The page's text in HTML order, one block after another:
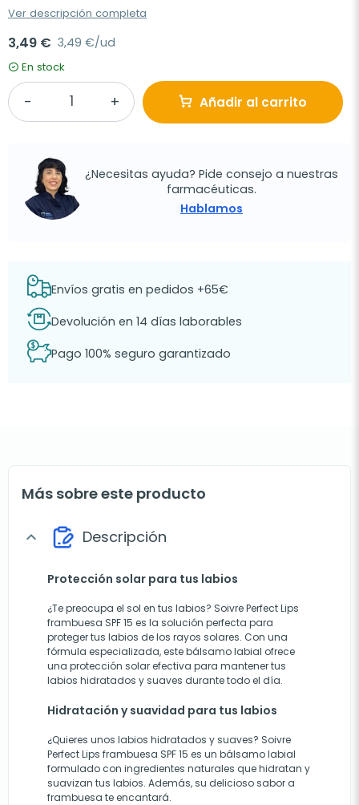
Ver descripción completa
3,49 € 3,49 €/ud
En stock
Añadir al carrito
¿Necesitas ayuda? Pide consejo a nuestras
farmacéuticas.
Hablamos
Envíos gratis en pedidos +65€
Devolución en 14 días laborables
Pago 100% seguro garantizado
Más sobre este producto
expand_more Descripción
Protección solar para tus labios
¿Te preocupa el sol en tus labios? Soivre Perfect Lips
frambuesa SPF 15 es la solución perfecta para
proteger tus labios de los rayos solares. Con una
fórmula especializada, este bálsamo labial ofrece
una protección solar efectiva para mantener tus
labios hidratados y suaves durante todo el día.
Hidratación y suavidad para tus labios
¿Quieres unos labios hidratados y suaves? Soivre
Perfect Lips frambuesa SPF 15 es un bálsamo labial
formulado con ingredientes naturales que hidratan y
suavizan tus labios. Además, su delicioso sabor a
frambuesa te encantará.